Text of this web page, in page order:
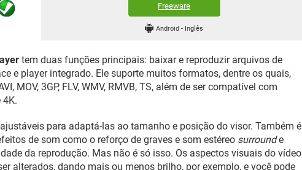
Freeware
Android - Inglês
tem duas funções principais: baixar e reproduzir arquivos de
e player integrado. Ele suporte muitos formatos, dentre os quais,
MOV, 3GP, FLV, WMV, RMVB, TS, além de ser compatível com
4K.
para adaptá-las ao tamanho e posição do visor. Também é
de som como o reforço de graves e som estéreo surrounde
da reprodução. Mas não é só isso. Os aspectos visuais do vídeo
alterados, dando mais ou menos brilho, por exemplo, e você pode